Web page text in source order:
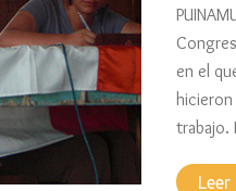
en el
trabajo.
Leer